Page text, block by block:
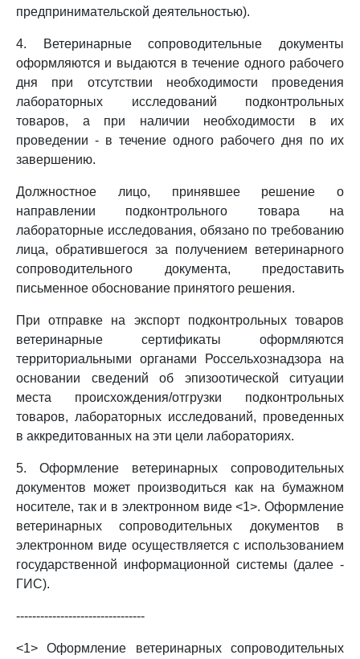
предпринимательской деятельностью).
4. Ветеринарные сопроводительные документы
оформляются и выдаются в течение одного рабочего
дня при отсутствии необходимости проведения
лабораторных исследований подконтрольных
товаров, а при наличии необходимости в их
проведении - в течение одного рабочего дня по их
завершению.
Должностное лицо, принявшее решение о
направлении подконтрольного товара на
лабораторные исследования, обязано по требованию
лица, обратившегося за получением ветеринарного
сопроводительного документа, предоставить
письменное обоснование принятого решения.
При отправке на экспорт подконтрольных товаров
ветеринарные сертификаты оформляются
территориальными органами Россельхознадзора на
основании сведений об эпизоотической ситуации
места происхождения/отгрузки подконтрольных
товаров, лабораторных исследований, проведенных
в аккредитованных на эти цели лабораториях.
5. Оформление ветеринарных сопроводительных
документов может производиться как на бумажном
носителе, так и в электронном виде <1>. Оформление
ветеринарных сопроводительных документов в
электронном виде осуществляется с использованием
государственной информационной системы (далее -
ГИС).
--------------------------------
<1> Оформление ветеринарных сопроводительных